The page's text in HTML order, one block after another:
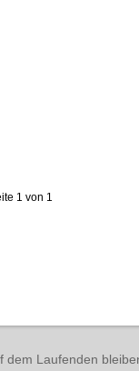
1 von 1
dem Laufenden